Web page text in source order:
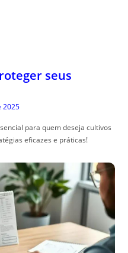
seus
2025
para quem deseja cultivos
eficazes e práticas!